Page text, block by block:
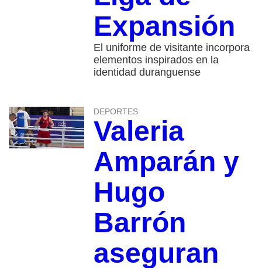
Expansión
El uniforme de visitante incorpora
elementos inspirados en la
identidad duranguense
DEPORTES
Valeria
Amparán y
Hugo
Barrón
aseguran